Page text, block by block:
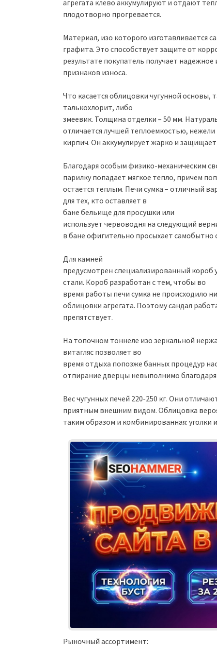
агрегата клево аккумулируют и отдают
плодотворно прогревается.
Материал, изо которого изготавливается
графита. Это способствует защите от
результате покупатель получает
признаков износа.
Что касается облицовки чугунной основы,
талькохлорит, либо
змеевик. Толщина отделки – 50 мм.
отличается лучшей теплоемкостью,
кирпич. Он аккумулирует жарко и
Благодаря особым физико-механическим
парилку попадает мягкое тепло, причем
остается теплым. Печи сумка – отличный
для тех, кто оставляет в
бане бельище для просушки или
использует червоводня на следующий
в бане офигительно просыхает самобытно
Для камней
предусмотрен специализированный
стали. Короб разработан с тем, чтобы во
время работы печи сумка не происходило
облицовки агрегата. Поэтому сандал
препятствует.
На топочном тоннеле изо зеркальной
витагляс позволяет во
время отдыха попозже банных процедур
отпирание дверцы невыполнимо
Вес чугунных печей 220-250 кг. Они
приятным внешним видом. Облицовка
таким образом и комбинированная: уголки
Рыночный ассортимент: